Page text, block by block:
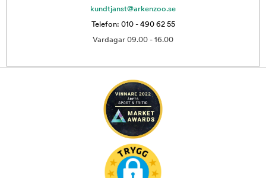
kundtjanst@arkenzoo.se
Telefon: 010 - 490 62 55
Vardagar 09.00 - 16.00